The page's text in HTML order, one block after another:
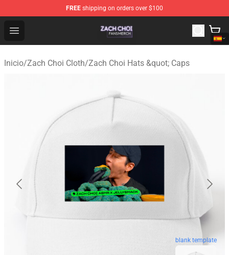
FREE shipping on orders over $100
Open menu
Zach Choi Shop - Official Zach Choi Merchandise Store
Inicio/Zach Choi Cloth/Zach Choi Hats &quot; Caps
blank template